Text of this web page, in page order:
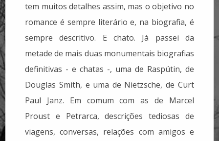
tem muitos detalhes assim, mas o objetivo no
romance é sempre literário e, na biografia, é
sempre descritivo. E chato. Já passei da
metade de mais duas monumentais biografias
definitivas - e chatas -, uma de Raspútin, de
Douglas Smith, e uma de Nietzsche, de Curt
Paul Janz. Em comum com as de Marcel
Proust e Petrarca, descrições tediosas de
viagens, conversas, relações com amigos e